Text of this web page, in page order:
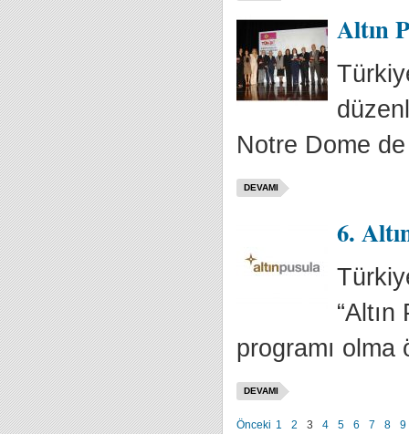
Altın
Notre Dome
DEVAMI
6.
programı olma
DEVAMI
Önceki 1 2 3 4 5 6 7 8 9